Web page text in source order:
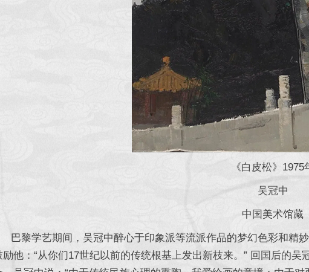
《白皮松》1975
吴冠中
中国美术馆藏
黎学艺期间，吴冠中醉心于印象派等流派作品的梦幻色彩和精
励他：“从你们17世纪以前的传统根基上发出新枝来。” 回国后的